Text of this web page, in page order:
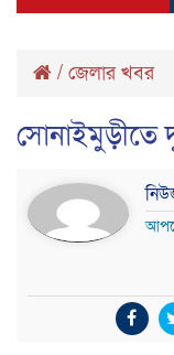
/ জেলার খবর
সোনাইমুড়ীতে